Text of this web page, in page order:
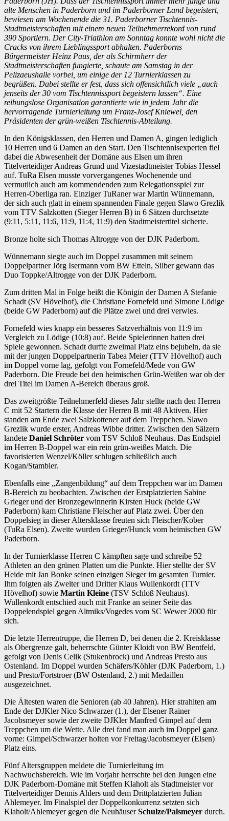
alte Menschen in Paderborn und im Paderborner Land begeistert,
bewiesen am Wochenende die 31. Paderborner Tischtennis-
Stadtmeisterschaften mit einem neuen Teilnehmerrekord von rund
390 Sportlern. Der City-Triathlon am Sonntag konnte wohl nicht die
Cracks von ihrem Lieblingssport abhalten. Paderborns
Bürgermeister Heinz Paus, der als Schirmherr der
Stadtmeisterschaften fungierte, schaute am Samstag in der
Pelizaeushalle vorbei, um einige der 12 Turnierklassen zu
begrüßen. Dabei stellte er fest, dass sich offensichtlich viele „auch
jenseits der 30 vom Tischtennissport begeistern lassen“. Eine
reibungslose Organisation garantierte wie in jedem Jahr die
hervorragende Turnierleitung um Franz-Josef Kniewel, den
Präsidenten der grün-weißen Tischtennis-Abteilung.
In den Königsklassen, den Herren und Damen A, gingen lediglich
10 Herren und 6 Damen an den Start. Den Tischtennisexperten fiel
dabei die Abwesenheit der Domäne aus Elsen um ihren
Titelverteidiger Andreas Grund und Vizestadtmeister Tobias Hessel
auf. TuRa Elsen musste vorvergangenes Wochenende und
vermutlich auch am kommendenden zum Relegationsspiel zur
Herren-Oberliga ran. Einziger TuRaner war Martin Wünnemann,
der sich auch glatt in einem spannenden Finale gegen Slawo Grezlik
vom TTV Salzkotten (Sieger Herren B) in 6 Sätzen durchsetzte
(9:11, 5:11, 11:6, 11:9, 11:4, 11:9) den Stadtmeistertitel sicherte.
Bronze holte sich Thomas Altrogge von der DJK Paderborn.
Wünnemann siegte auch im Doppel zusammen mit seinem
Doppelpartner Jörg Isermann vom BW Etteln, Silber gewann das
Duo Toppke/Altrogge von der DJK Paderborn.
Zum dritten Mal in Folge heißt die Königin der Damen A Stefanie
Schadt (SV Hövelhof), die Christiane Fornefeld und Simone Lödige
(beide GW Paderborn) auf die Plätze zwei und drei verwies.
Fornefeld wies knapp ein besseres Satzverhältnis von 11:9 im
Vergleich zu Lödige (10:8) auf. Beide Spielerinnen hatten drei
Spiele gewonnen. Schadt durfte zweimal Platz eins bejubeln, da sie
mit der jungen Doppelpartnerin Tabea Meier (TTV Hövelhof) auch
im Doppel vorne lag, gefolgt von Fornefeld/Mede von GW
Paderborn. Die Freude bei den heimischen Grün-Weißen war ob der
drei Titel im Damen A-Bereich überaus groß.
Das zweitgrößte Teilnehmerfeld dieses Jahr stellte nach den Herren
C mit 52 Startern die Klasse der Herren B mit 48 Aktiven. Hier
standen am Ende zwei Salzkottener auf dem Treppchen. Slawo
Grezlik wurde erster, Andreas Wibbe dritter. Zwischen den Sälzern
landete Daniel Schröter vom TSV Schloß Neuhaus. Das Endspiel
im Herren B-Doppel war ein rein grün-weißes Match. Die
favorisierten Wenzel/Köller schlugen schließlich auch
Kogan/Stambler.
Ebenfalls eine „Zangenbildung“ auf dem Treppchen war im Damen
B-Bereich zu beobachten. Zwischen der Erstplatzierten Sabine
Grieger und der Bronzegewinnerin Kirsten Huck (beide GW
Paderborn) kam Christiane Fleischer auf Platz zwei. Über den
Doppelsieg in dieser Altersklasse freuten sich Fleischer/Kober
(TuRa Elsen). Zweite wurden Grieger/Hunck vom heimischen GW
Paderborn.
In der Turnierklasse Herren C kämpften sage und schreibe 52
Athleten an den grünen Platten um die Punkte. Hier stellte der SV
Heide mit Jan Bonke seinen einzigen Sieger im gesamten Turnier.
Ihm folgten als Zweiter und Dritter Klaus Wullenkordt (TTV
Hövelhof) sowie Martin Kleine (TSV Schloß Neuhaus).
Wullenkordt entschied auch mit Franke an seiner Seite das
Doppelendspiel gegen Altmiks/Vogedes vom SC Wewer 2000 für
sich.
Die letzte Herrentruppe, die Herren D, bei denen die 2. Kreisklasse
als Obergrenze galt, beherrschte Günter Kloidt von BW Bentfeld,
gefolgt von Denis Celik (Stukenbrock) und Andreas Presto aus
Ostenland. Im Doppel wurden Schäfers/Köhler (DJK Paderborn, 1.)
und Presto/Fortstroer (BW Ostenland, 2.) mit Medaillen
ausgezeichnet.
Die Ältesten waren die Senioren (ab 40 Jahren). Hier strahlten am
Ende der DJKler Nico Schwarzer (1.), der Elsener Rainer
Jacobsmeyer sowie der zweite DJKler Manfred Gimpel auf dem
Treppchen um die Wette. Alle drei fand man auch im Doppel ganz
vorne: Gimpel/Schwarzer holten vor Freitag/Jacobsmeyer (Elsen)
Platz eins.
Fünf Altersgruppen meldete die Turnierleitung im
Nachwuchsbereich. Wie im Vorjahr herrschte bei den Jungen eine
DJK Paderborn-Domäne mit Steffen Klaholt als Stadtmeister vor
Titelverteidiger Dennis Ahlers und dem Drittplatzierten Julian
Ahlemeyer. Im Finalspiel der Doppelkonkurrenz setzten sich
Klaholt/Ahlemeyer gegen die NeuhäuserSchulze/Palsmeyer durch.